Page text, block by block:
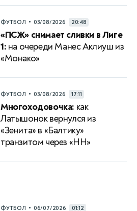
ФУТБОЛ • 03/08/2026 20:48
«ПСЖ» снимает сливки в Лиге
1: на очереди Манес Аклиуш из
«Монако»
ФУТБОЛ • 03/08/2026 17:11
Многоходовочка: как
Латышонок вернулся из
«Зенита» в «Балтику»
транзитом через «НН»
ФУТБОЛ • 06/07/2026 01:12